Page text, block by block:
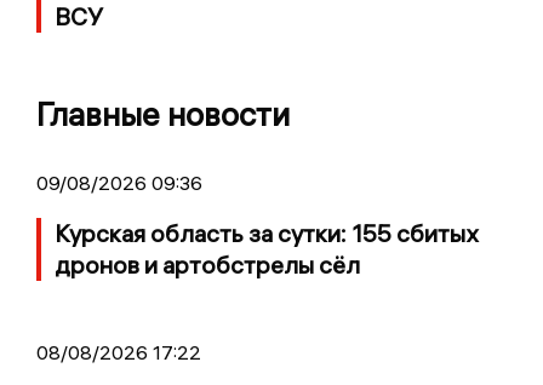
ВСУ
Главные новости
09/08/2026 09:36
Курская область за сутки: 155 сбитых
дронов и артобстрелы сёл
08/08/2026 17:22